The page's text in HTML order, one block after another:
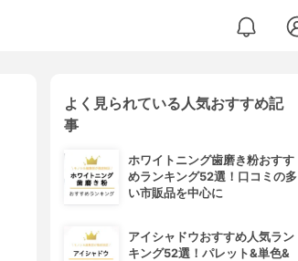
よく見られている人気おすすめ記
事
ホワイトニング歯磨き粉おすす
めランキング52選！口コミの多
い市販品を中心に
アイシャドウおすすめ人気ラン
キング52選！パレット&単色&